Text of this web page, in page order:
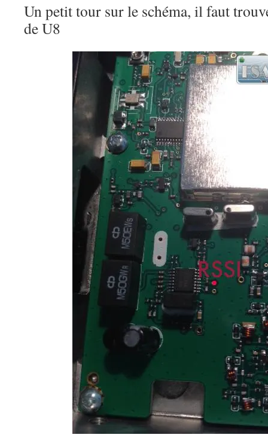
Un petit tour sur le schéma, il faut
de U8